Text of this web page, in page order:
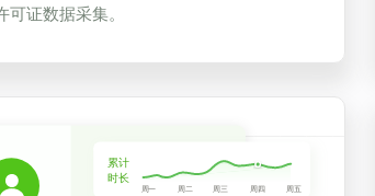
可证数据采集。